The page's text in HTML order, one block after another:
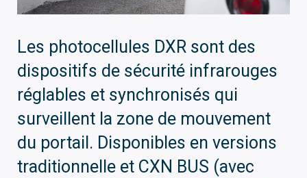
Les photocellules DXR sont des
dispositifs de sécurité infrarouges
réglables et synchronisés qui
surveillent la zone de mouvement
du portail. Disponibles en versions
traditionnelle et CXN BUS (avec